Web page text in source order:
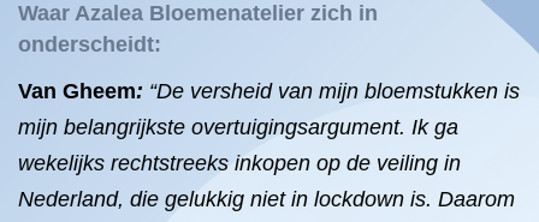
Waar Azalea Bloemenatelier zich in
onderscheidt:
Van Gheem: “De versheid van mijn bloemstukken is
mijn belangrijkste overtuigingsargument. Ik ga
wekelijks rechtstreeks inkopen op de veiling in
Nederland, die gelukkig niet in lockdown is. Daarom